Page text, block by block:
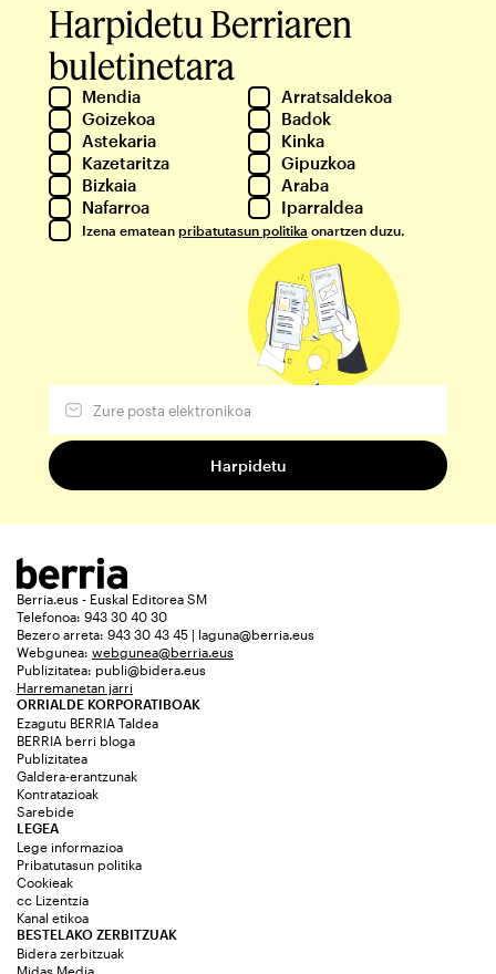
Harpidetu Berriaren
buletinetara
Mendia
Arratsaldekoa
Goizekoa
Badok
Astekaria
Kinka
Kazetaritza
Gipuzkoa
Bizkaia
Araba
Nafarroa
Iparraldea
Izena ematean pribatutasun politika onartzen duzu.
Berria.eus - Euskal Editorea SM
Telefonoa: 943 30 40 30
Bezero arreta: 943 30 43 45 | laguna@berria.eus
Webgunea: webgunea@berria.eus
Publizitatea: publi@bidera.eus
Harremanetan jarri
ORRIALDE KORPORATIBOAK
Ezagutu BERRIA Taldea
BERRIA berri bloga
Publizitatea
Galdera-erantzunak
Kontratazioak
Sarebide
LEGEA
Lege informazioa
Pribatutasun politika
Cookieak
cc Lizentzia
Kanal etikoa
BESTELAKO ZERBITZUAK
Bidera zerbitzuak
Midas Media